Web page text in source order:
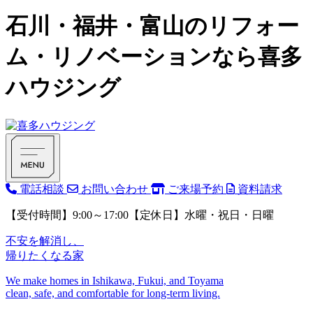
石川・福井・富山のリフォー
ム・リノベーションなら喜多
ハウジング
電話相談 お問い合わせ ご来場予約 資料請求
【受付時間】9:00～17:00【定休日】水曜・祝日・日曜
不安を解消し、
帰りたくなる家
We make homes in Ishikawa, Fukui, and Toyama
clean, safe, and comfortable for long-term living.